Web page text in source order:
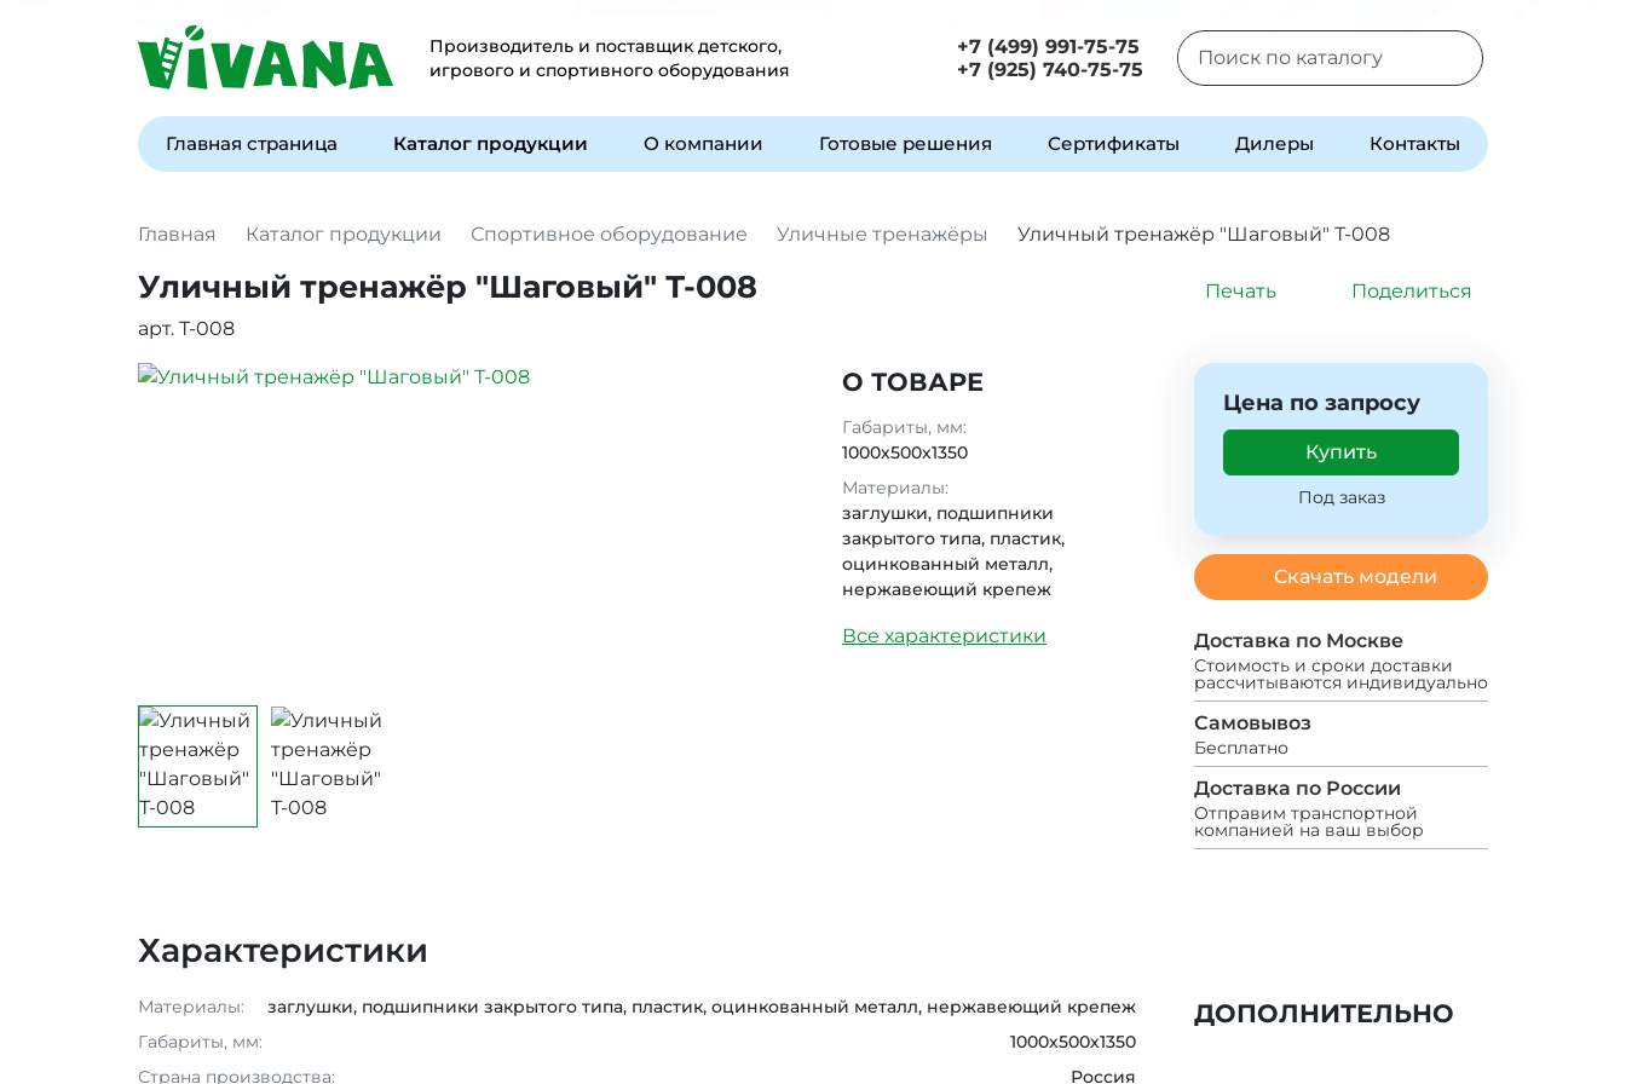
Производитель и поставщик детского,
игрового и спортивного оборудования
+7 (499) 991-75-75
+7 (925) 740-75-75
Главная страница Каталог продукции О компании Готовые решения Сертификаты Дилеры Контакты
Главная Каталог продукции Спортивное оборудование Уличные тренажёры Уличный тренажёр "Шаговый" Т-008
Уличный тренажёр "Шаговый" Т-008 Печать
Поделиться
арт. Т-008
О ТОВАРЕ
Габариты, мм:
1000х500х1350
Материалы:
заглушки, подшипники
закрытого типа, пластик,
оцинкованный металл,
нержавеющий крепеж
Все характеристики
Цена по запросу
Купить
Под заказ
Скачать модели
Доставка по Москве
Стоимость и сроки доставки
рассчитываются индивидуально
Самовывоз
Бесплатно
Доставка по России
Отправим транспортной
компанией на ваш выбор
Характеристики
Материалы:
заглушки, подшипники закрытого типа, пластик, оцинкованный металл, нержавеющий крепеж
Габариты, мм:
1000х500х1350
Страна производства:
Россия
ДОПОЛНИТЕЛЬНО